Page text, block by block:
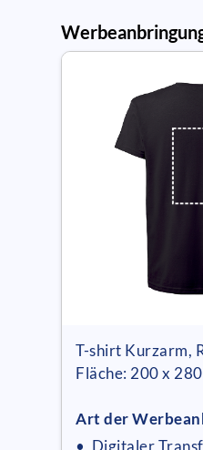
T-shirt Kurzarm,
Fläche: 200 x
Art der
• Digitaler